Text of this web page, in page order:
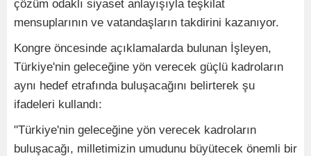
çözüm odaklı siyaset anlayışıyla teşkilat
mensuplarının ve vatandaşların takdirini kazanıyor.
Kongre öncesinde açıklamalarda bulunan İşleyen,
Türkiye'nin geleceğine yön verecek güçlü kadroların
aynı hedef etrafında buluşacağını belirterek şu
ifadeleri kullandı:
"Türkiye'nin geleceğine yön verecek kadroların
buluşacağı, milletimizin umudunu büyütecek önemli bir